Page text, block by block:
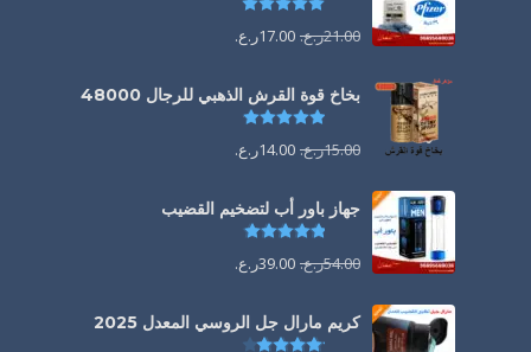
21.00ر.ع. 17.00ر.ع.
بخاخ قوة القرش الذهبي للرجال 48000
تم التقييم
15.00ر.ع. 14.00ر.ع.
جهاز باور أب لتضخيم القضيب
تم التقييم
54.00ر.ع. 39.00ر.ع.
كريم مارال جل الروسي المعدل 2025
تم التقييم